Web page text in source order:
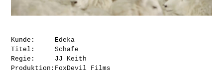
Kunde:
Edeka
Titel:
Schafe
Regie:
JJ Keith
Produktion: FoxDevil Films